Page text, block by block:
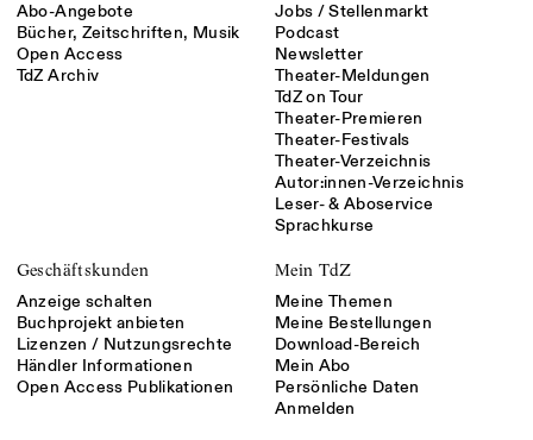
Abo-Angebote
Bücher, Zeitschriften, Musik
Open Access
TdZ Archiv
Jobs / Stellenmarkt
Podcast
Newsletter
Theater-Meldungen
TdZ on Tour
Theater-Premieren
Theater-Festivals
Theater-Verzeichnis
Autor:innen-Verzeichnis
Leser- & Aboservice
Sprachkurse
Geschäftskunden
Anzeige schalten
Buchprojekt anbieten
Lizenzen / Nutzungsrechte
Händler Informationen
Open Access Publikationen
Mein TdZ
Meine Themen
Meine Bestellungen
Download-Bereich
Mein Abo
Persönliche Daten
Anmelden